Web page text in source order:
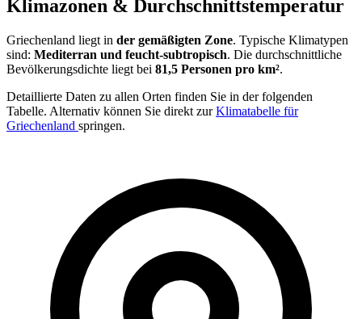
Klimazonen & Durchschnittstemperatur
Griechenland liegt in der gemäßigten Zone. Typische Klimatypen
sind: Mediterran und feucht-subtropisch. Die durchschnittliche
Bevölkerungsdichte liegt bei 81,5 Personen pro km².
Detaillierte Daten zu allen Orten finden Sie in der folgenden
Tabelle. Alternativ können Sie direkt zurKlimatabelle für
Griechenland springen.